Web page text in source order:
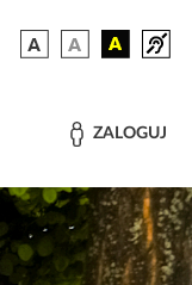
ZALOGUJ